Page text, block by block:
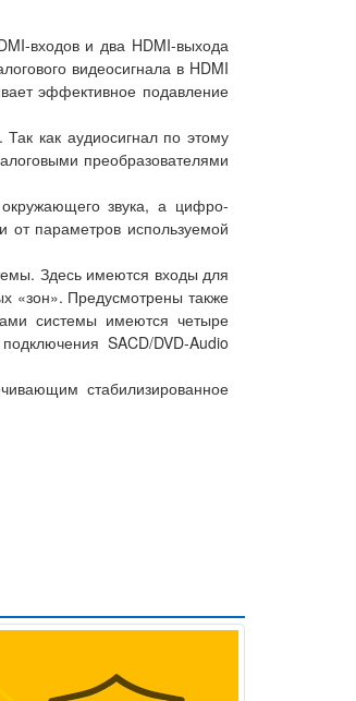
входов и два HDMI-выхода
видеосигнала в HDMI
эффективное подавление
как аудиосигнал по этому
преобразователями
звука, а цифро-
от параметров используемой
Здесь имеются входы для
«зон». Предусмотрены также
системы имеются четыре
SACD/DVD-Audio
стабилизированное